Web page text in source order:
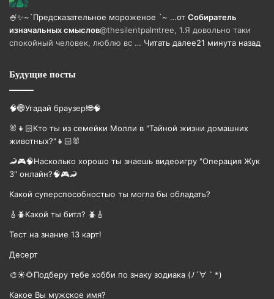
🍧✨~`Предсказательное мороженое `~ …от Собиратель
изначальных смыслов@thesilentpalmtree, 1.Я довольно таки
спокойный человек, люблю вс … Читать далее21 минута назад
Будущие посты
🧠🌐Угадай браузер!🌐🧠
🐰👧🏻Кто ты из семейки Молли в "Тайной жизни домашних
животных?"👧🏻🐰
🦂🎮🧠Насколько хорошо ты знаешь видеоигру "Операция Жук
3" онлайн?🧠🎮🦂
Какой суперспособностью ты могла бы обладать?
🎸🪲Какой ты битл? 🪲🎸
Тест на знание 13 карт!
Десерт
🎨☀🌻Подберу тебе хобби по знаку зодиака (ﾉ´∀｀*)
Какое Вы мужское имя?